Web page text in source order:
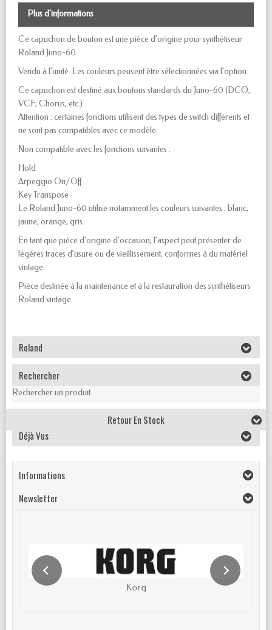
Plus d'informations
Ce capuchon de bouton est une pièce d’origine pour synthétiseur
Roland Juno-60.
Vendu à l’unité. Les couleurs peuvent être sélectionnées via l’option.
Ce capuchon est destiné aux boutons standards du Juno-60 (DCO,
VCF, Chorus, etc.).
Attention : certaines fonctions utilisent des types de switch différents et
ne sont pas compatibles avec ce modèle.
Non compatible avec les fonctions suivantes :
Hold
Arpeggio On/Off
Key Transpose
Le Roland Juno-60 utilise notamment les couleurs suivantes : blanc,
jaune, orange, gris.
En tant que pièce d’origine d’occasion, l’aspect peut présenter de
légères traces d’usure ou de vieillissement, conformes à du matériel
vintage.
Pièce destinée à la maintenance et à la restauration des synthétiseurs
Roland vintage.
Roland
Rechercher
Rechercher un produit
Retour En Stock
Déjà Vus
Informations
Newsletter
Korg